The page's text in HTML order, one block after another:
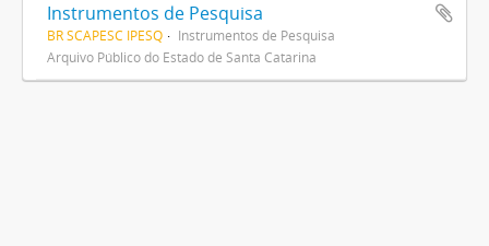
Instrumentos de Pesquisa
BR SCAPESC IPESQ
Instrumentos de Pesquisa
Arquivo Público do Estado de Santa Catarina